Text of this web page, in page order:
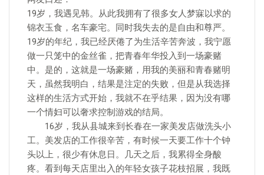
19岁，我遇见韩。从此我拥有了很多女人梦寐以求的
锦衣玉食，名车豪宅。同时我失去的是自由和尊严。
19岁的年纪，我已经厌倦了为生活辛苦奔波，我宁愿
做一只笼中的金丝雀，把青春年华投入到一场豪赌
中。是的，这就是一场豪赌，用我的美丽和青春赌明
天，虽然我明白，结果是注定的失败，但是从我选择
这样的生活方式开始，我就不在乎结果，因为没有哪
一个情妇可以奢求控制游戏的结局。
16岁，我从县城来到长春在一家美发店做洗头小
工。美发店的工作很辛苦，有时候一天要工作十个钟
头以上，很少有休息日。几天之后，我累得全身酸
疼。看到每天店里出入的年轻女孩子花枝招展，我既